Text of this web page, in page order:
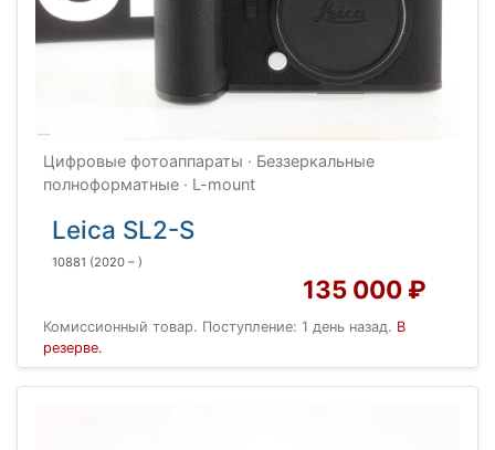
Цифровые фотоаппараты · Беззеркальные
полноформатные · L-mount
Leica SL2-S
10881 (2020 – )
135 000 ₽
Комиссионный товар. Поступление: 1 день назад. В
резерве.